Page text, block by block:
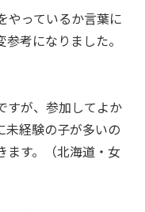
っているか言葉に
考になりました。
すが、参加してよか
未経験の子が多いの
ます。（北海道・女